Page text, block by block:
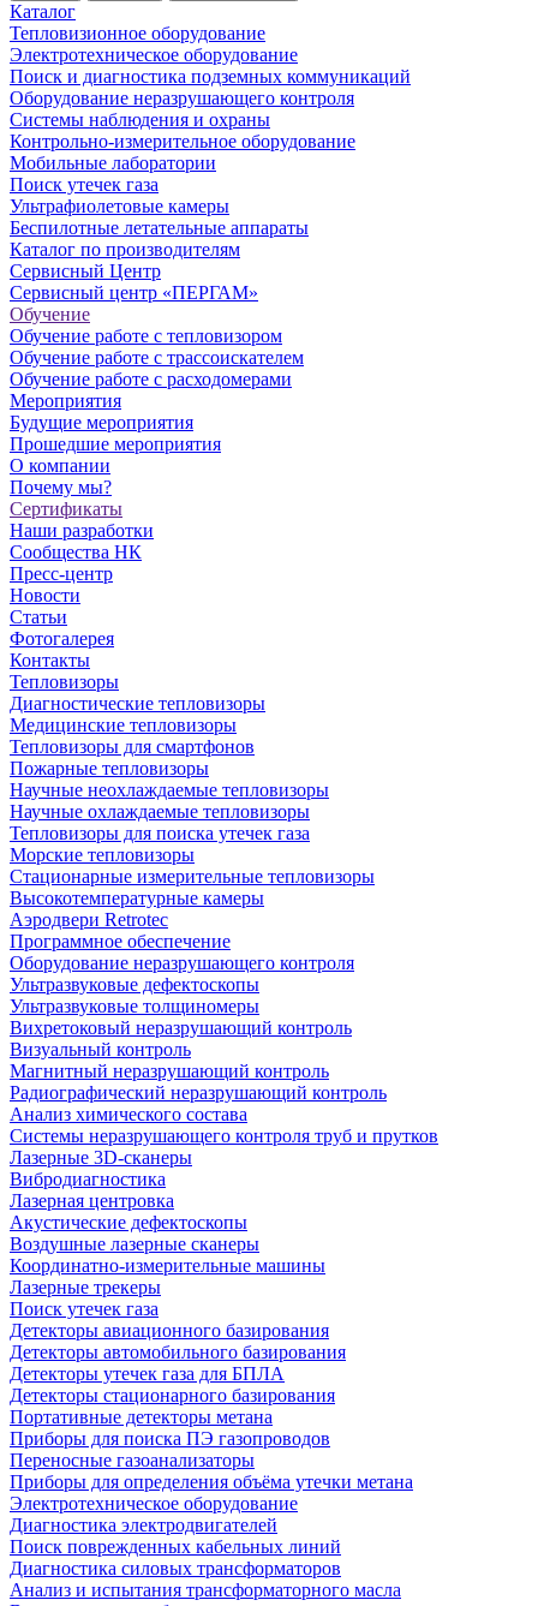
Каталог
Тепловизионное оборудование
Электротехническое оборудование
Поиск и диагностика подземных коммуникаций
Оборудование неразрушающего контроля
Системы наблюдения и охраны
Контрольно-измерительное оборудование
Мобильные лаборатории
Поиск утечек газа
Ультрафиолетовые камеры
Беспилотные летательные аппараты
Каталог по производителям
Сервисный Центр
Сервисный центр «ПЕРГАМ»
Обучение
Обучение работе с тепловизором
Обучение работе с трассоискателем
Обучение работе с расходомерами
Мероприятия
Будущие мероприятия
Прошедшие мероприятия
О компании
Почему мы?
Сертификаты
Наши разработки
Сообщества НК
Пресс-центр
Новости
Статьи
Фотогалерея
Контакты
Тепловизоры
Диагностические тепловизоры
Медицинские тепловизоры
Тепловизоры для смартфонов
Пожарные тепловизоры
Научные неохлаждаемые тепловизоры
Научные охлаждаемые тепловизоры
Тепловизоры для поиска утечек газа
Морские тепловизоры
Стационарные измерительные тепловизоры
Высокотемпературные камеры
Аэродвери Retrotec
Программное обеспечение
Оборудование неразрушающего контроля
Ультразвуковые дефектоскопы
Ультразвуковые толщиномеры
Вихретоковый неразрушающий контроль
Визуальный контроль
Магнитный неразрушающий контроль
Радиографический неразрушающий контроль
Анализ химического состава
Системы неразрушающего контроля труб и прутков
Лазерные 3D-сканеры
Вибродиагностика
Лазерная центровка
Акустические дефектоскопы
Воздушные лазерные сканеры
Координатно-измерительные машины
Лазерные трекеры
Поиск утечек газа
Детекторы авиационного базирования
Детекторы автомобильного базирования
Детекторы утечек газа для БПЛА
Детекторы стационарного базирования
Портативные детекторы метана
Приборы для поиска ПЭ газопроводов
Переносные газоанализаторы
Приборы для определения объёма утечки метана
Электротехническое оборудование
Диагностика электродвигателей
Поиск поврежденных кабельных линий
Диагностика силовых трансформаторов
Анализ и испытания трансформаторного масла